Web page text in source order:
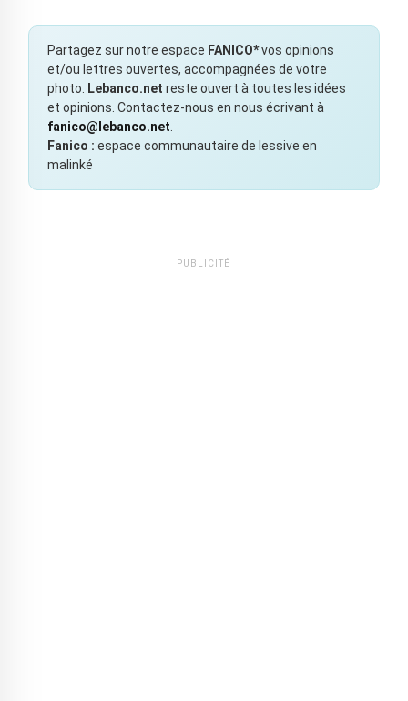
Partagez sur notre espace FANICO*vos opinions
et/ou lettres ouvertes, accompagnées de votre
photo.
Lebanco.net reste ouvert à toutes les idées
et opinions. Contactez-nous en nous écrivant à
fanico@lebanco.net
Fanico : espace communautaire de lessive en
malinké
PUBLICITÉ